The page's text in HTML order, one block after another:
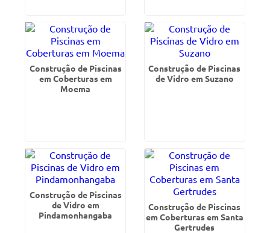
Construção de Piscinas
em Coberturas em
Moema
Construção de Piscinas
de Vidro em Suzano
Construção de Piscinas
de Vidro em
Pindamonhangaba
Construção de Piscinas
em Coberturas em Santa
Gertrudes